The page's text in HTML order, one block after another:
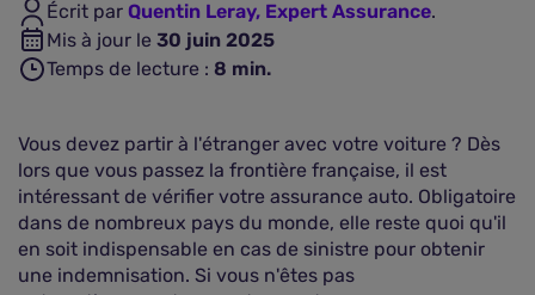
Écrit par Quentin Leray, Expert Assurance.
Mis à jour le 30 juin 2025
Temps de lecture : 8 min.
Vous devez partir à l'étranger avec votre voiture ? Dès
lors que vous passez la frontière française, il est
intéressant de vérifier votre assurance auto. Obligatoire
dans de nombreux pays du monde, elle reste quoi qu'il
en soit indispensable en cas de sinistre pour obtenir
une indemnisation. Si vous n'êtes pas